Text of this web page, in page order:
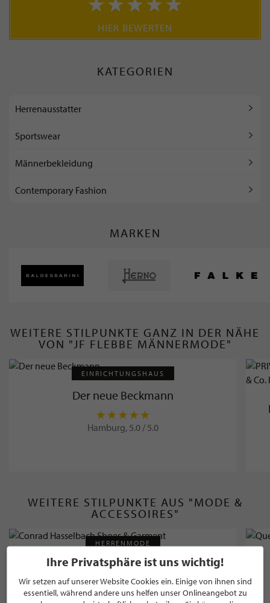
HIER BEWERTEN
KATEGORIEN
Herrenausstatter
Sportswear
Männerbekleidung
Contemporary Fashion
MARKEN
WEITERE STILPUNKTE GANZ IN DER NÄHE
VON "JF FLEBBE MÄNNERMODE"
EINRICHTUNGSHAUS
Der neue Beckmann
Hamburg, 5.0 / 5.0
WEITERE STILPUNKTE AUS "MODE &
ACCESSOIRES"
HERRENMODE
Conrad Hasselbach Shoes & Garment
Hamburg
Ihre Privatsphäre ist uns wichtig!
Wir setzen auf unserer Website Cookies ein. Einige von ihnen sind
essentiell, während andere uns helfen unser Onlineangebot zu